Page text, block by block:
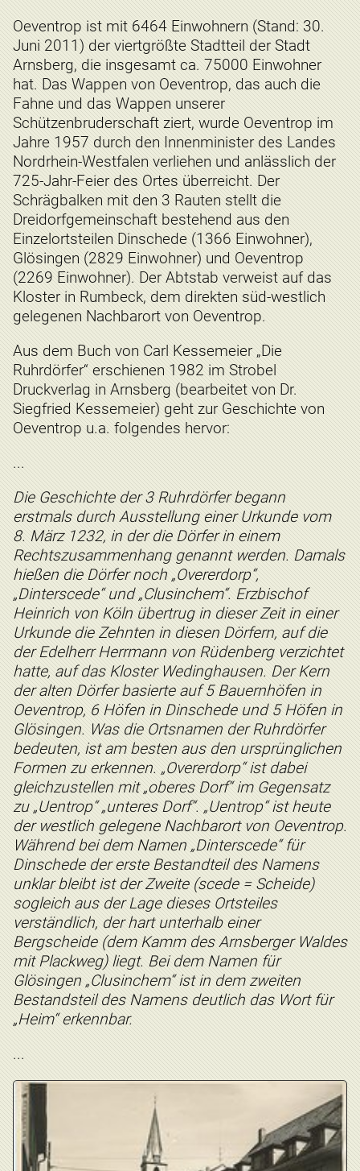
Oeventrop ist mit 6464 Einwohnern (Stand: 30.
Juni 2011) der viertgrößte Stadtteil der Stadt
Arnsberg, die insgesamt ca. 75000 Einwohner
hat. Das Wappen von Oeventrop, das auch die
Fahne und das Wappen unserer
Schützenbruderschaft ziert, wurde Oeventrop im
Jahre 1957 durch den Innenminister des Landes
Nordrhein-Westfalen verliehen und anlässlich der
725-Jahr-Feier des Ortes überreicht. Der
Schrägbalken mit den 3 Rauten stellt die
Dreidorfgemeinschaft bestehend aus den
Einzelortsteilen Dinschede (1366 Einwohner),
Glösingen (2829 Einwohner) und Oeventrop
(2269 Einwohner). Der Abtstab verweist auf das
Kloster in Rumbeck, dem direkten süd-westlich
gelegenen Nachbarort von Oeventrop.
Aus dem Buch von Carl Kessemeier „Die
Ruhrdörfer“ erschienen 1982 im Strobel
Druckverlag in Arnsberg (bearbeitet von Dr.
Siegfried Kessemeier) geht zur Geschichte von
Oeventrop u.a. folgendes hervor:
...
Die Geschichte der 3 Ruhrdörfer begann
erstmals durch Ausstellung einer Urkunde vom
8. März 1232, in der die Dörfer in einem
Rechtszusammenhang genannt werden. Damals
hießen die Dörfer noch „Overerdorp“,
„Dinterscede“ und „Clusinchem“. Erzbischof
Heinrich von Köln übertrug in dieser Zeit in einer
Urkunde die Zehnten in diesen Dörfern, auf die
der Edelherr Herrmann von Rüdenberg verzichtet
hatte, auf das Kloster Wedinghausen. Der Kern
der alten Dörfer basierte auf 5 Bauernhöfen in
Oeventrop, 6 Höfen in Dinschede und 5 Höfen in
Glösingen. Was die Ortsnamen der Ruhrdörfer
bedeuten, ist am besten aus den ursprünglichen
Formen zu erkennen. „Overerdorp“ ist dabei
gleichzustellen mit „oberes Dorf“ im Gegensatz
zu „Uentrop“ „unteres Dorf“. „Uentrop“ ist heute
der westlich gelegene Nachbarort von Oeventrop.
Während bei dem Namen „Dinterscede“ für
Dinschede der erste Bestandteil des Namens
unklar bleibt ist der Zweite (scede = Scheide)
sogleich aus der Lage dieses Ortsteiles
verständlich, der hart unterhalb einer
Bergscheide (dem Kamm des Arnsberger Waldes
mit Plackweg) liegt. Bei dem Namen für
Glösingen „Clusinchem“ ist in dem zweiten
Bestandsteil des Namens deutlich das Wort für
„Heim“ erkennbar.
...